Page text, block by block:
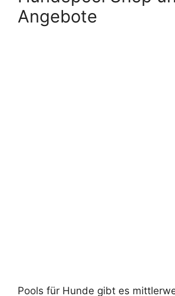
Angebote
Pools für Hunde gibt es